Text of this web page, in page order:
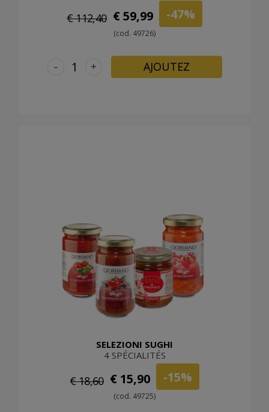
€ 112,40 € 59,99 -47%
(cod. 49726)
+
- AJOUTEZ
SELEZIONI SUGHI
4 SPÉCIALITÉS
€ 18,60 € 15,90 -15%
(cod. 49725)